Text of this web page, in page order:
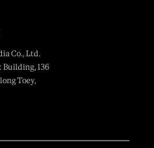
Co., Ltd.
Building, 136
Toey,